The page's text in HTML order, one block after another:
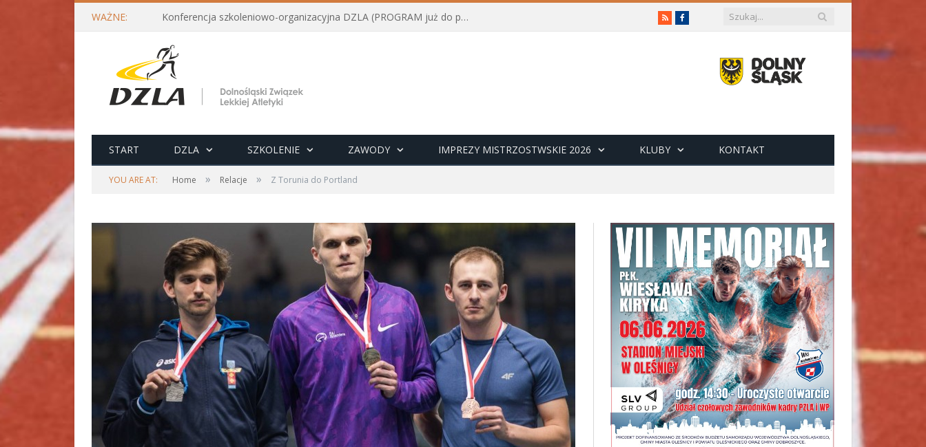
WAŻNE: Konferencja szkoleniowo-organizacyjna DZLA (PROGRAM już do pobrania) RSSFacebook
START DZLA SZKOLENIE ZAWODY IMPREZY MISTRZOSTWSKIE 2026 KLUBY KONTAKT
YOU ARE AT: Home » Relacje » Z Torunia do Portland